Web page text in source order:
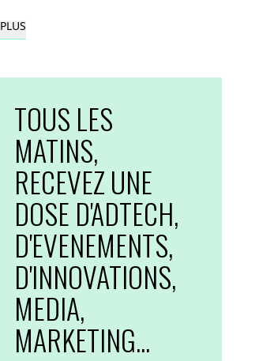
PLUS
TOUS LES
MATINS,
RECEVEZ UNE
DOSE D'ADTECH,
D'EVENEMENTS,
D'INNOVATIONS,
MEDIA,
MARKETING...